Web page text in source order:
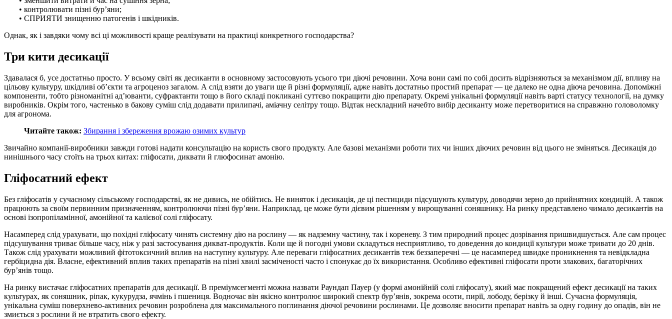
• контролювати пізні бур’яни;
• СПРИЯТИ знищенню патогенів і шкідників.
Однак, як і завдяки чому всі ці можливості краще реалізувати на практиці конкретного господарства?
Три кити десикації
Здавалася б, усе достатньо просто. У всьому світі як десиканти в основному застосовують усього три діючі речовини. Хоча вони самі по собі досить відрізняються за механізмом дії, впливу на
цільову культуру, шкідливі об’єкти та агроценоз загалом. А слід взяти до уваги ще й різні формуляції, адже навіть достатньо простий препарат — це далеко не одна діюча речовина. Допоміжні
компоненти, тобто різноманітні ад’юванти, суфрактанти тощо в його складі покликані суттєво покращити дію препарату. Окремі унікальні формуляції навіть варті статусу технології, на думку
виробників. Окрім того, частенько в бакову суміш слід додавати прилипачі, аміачну селітру тощо. Відтак нескладний начебто вибір десиканту може перетворитися на справжню головоломку
для агронома.
Читайте також: Збирання і збереження врожаю озимих культур
Звичайно компанії-виробники завжди готові надати консультацію на користь свого продукту. Але базові механізми роботи тих чи інших діючих речовин від цього не зміняться. Десикація до
нинішнього часу стоїть на трьох китах: гліфосати, диквати й глюфосинат амонію.
Гліфосатний ефект
Без гліфосатів у сучасному сільському господарстві, як не дивись, не обійтись. Не виняток і десикація, де ці пестициди підсушують культуру, доводячи зерно до прийнятних кондицій. А також
працюють за своїм первинним призначенням, контролюючи пізні бур’яни. Наприклад, це може бути дієвим рішенням у вирощуванні соняшнику. На ринку представлено чимало десикантів на
основі ізопропіламінної, амонійної та калієвої солі гліфосату.
Насамперед слід урахувати, що похідні гліфосату чинять системну дію на рослину — як надземну частину, так і кореневу. З тим природний процес дозрівання пришвидшується. Але сам процес
підсушування триває більше часу, ніж у разі застосування дикват-продуктів. Коли ще й погодні умови складуться несприятливо, то доведення до кондиції культури може тривати до 20 днів.
Також слід урахувати можливий фітотоксичний вплив на наступну культуру. Але переваги гліфосатних десикантів теж беззаперечні — це насамперед швидке проникнення та невідкладна
гербіцидна дія. Власне, ефективний вплив таких препаратів на пізні хвилі засміченості часто і спонукає до їх використання. Особливо ефективні гліфосати проти злакових, багаторічних
бур’янів тощо.
На ринку вистачає гліфосатних препаратів для десикації. В преміумсегменті можна назвати Раундап Пауер (у формі амонійній солі гліфосату), який має покращений ефект десикації на таких
культурах, як соняшник, ріпак, кукурудза, ячмінь і пшениця. Водночас він якісно контролює широкий спектр бур’янів, зокрема осоти, пирії, лободу, берізку й інші. Сучасна формуляція,
унікальна суміш поверхнево-активних речовин розроблена для максимального поглинання діючої речовини рослинами. Це дозволяє вносити препарат навіть за одну годину до опадів, він не
змиється з рослини й не втратить свого ефекту.